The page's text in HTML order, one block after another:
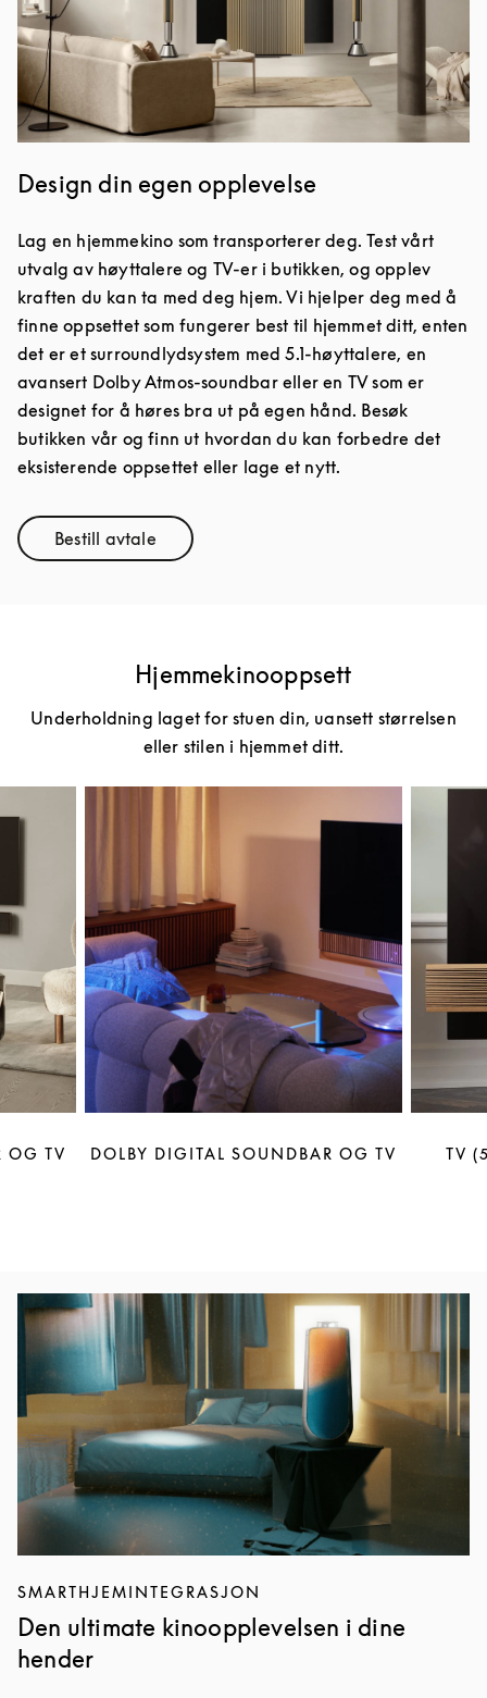
Design din egen opplevelse
Lag en hjemmekino som transporterer deg. Test vårt
utvalg av høyttalere og TV-er i butikken, og opplev
kraften du kan ta med deg hjem. Vi hjelper deg med å
finne oppsettet som fungerer best til hjemmet ditt, enten
det er et surroundlydsystem med 5.1-høyttalere, en
avansert Dolby Atmos-soundbar eller en TV som er
designet for å høres bra ut på egen hånd. Besøk
butikken vår og finn ut hvordan du kan forbedre det
eksisterende oppsettet eller lage et nytt.
Bestill avtaleLink Opens in New Tab
Hjemmekinooppsett
Underholdning laget for stuen din, uansett størrelsen
eller stilen i hjemmet ditt.
OG TV DOLBY DIGITAL SOUNDBAR OG TV TV
Bilde av arrangement
SMARTHJEMINTEGRASJON
Den ultimate kinoopplevelsen i dine
hender